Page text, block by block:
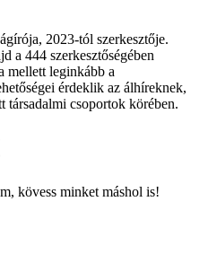
2023-tól szerkesztője.
a 444 szerkesztőségében
mellett leginkább a
érdeklik az álhíreknek,
csoportok körében.
kövess minket máshol is!